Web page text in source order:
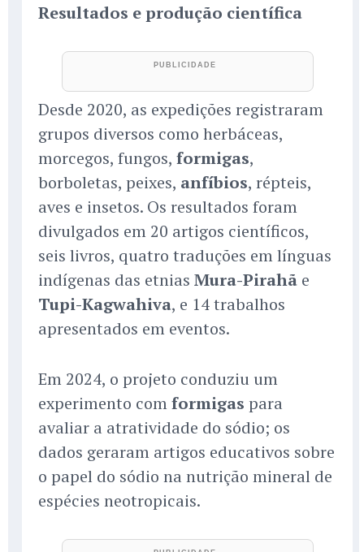
Resultados e produção científica
Desde 2020, as expedições registraram
grupos diversos como herbáceas,
morcegos, fungos, formigas,
borboletas, peixes, anfíbios, répteis,
aves e insetos. Os resultados foram
divulgados em 20 artigos científicos,
seis livros, quatro traduções em línguas
indígenas das etnias Mura-Pirahã e
Tupi-Kagwahiva, e 14 trabalhos
apresentados em eventos.
Em 2024, o projeto conduziu um
experimento comformigas para
avaliar a atratividade do sódio; os
dados geraram artigos educativos sobre
o papel do sódio na nutrição mineral de
espécies neotropicais.